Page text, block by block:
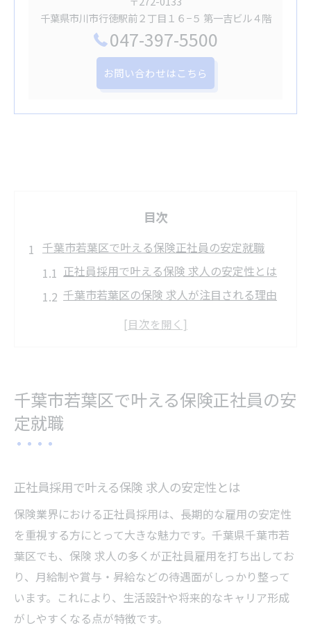
千葉県市川市行徳駅前２丁目１６−５ 第一吉ビル４階
047-397-5500
お問い合わせはこちら
目次
千葉市若葉区で叶える保険正社員の安定就職
正社員採用で叶える保険 求人の安定性とは
千葉市若葉区の保険 求人が注目される理由
安定志向に最適な保険 求人の選び方ガイド
未経験歓迎の保険求人が広がる理由
未経験者歓迎の保険 求人が増加する背景を
は
正社員採用で未経験者が活躍できる職場と
は
未経験から保険 求人に応募する際の注意点
ワークライフバランス重視の働き方探し
保険 求人で叶える理想のワークライフバラ
千葉市若葉区で叶える保険正社員の安
定就職
正社員採用で叶える保険 求人の安定性とは
保険業界における正社員採用は、長期的な雇用の安定性
を重視する方にとって大きな魅力です。千葉県千葉市若
葉区でも、保険 求人の多くが正社員雇用を打ち出してお
り、月給制や賞与・昇給などの待遇面がしっかり整って
います。これにより、生活設計や将来的なキャリア形成
がしやすくなる点が特徴です。